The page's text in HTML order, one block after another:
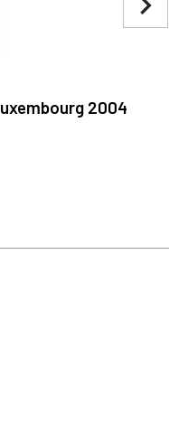
2004